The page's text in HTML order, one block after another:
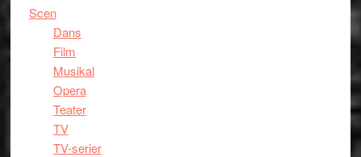
Scen
Dans
Film
Musikal
Opera
Teater
TV
TV-serier